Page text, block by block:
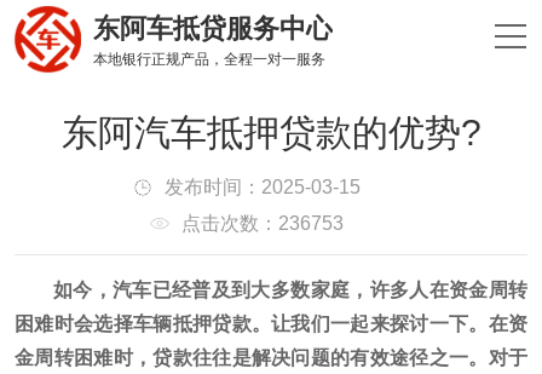
东阿车抵贷服务中心
本地银行正规产品，全程一对一服务
东阿汽车抵押贷款的优势?
发布时间：2025-03-15
点击次数：236753
如今，汽车已经普及到大多数家庭，许多人在资金周转
困难时会选择车辆抵押贷款。让我们一起来探讨一下。在资
金周转困难时，贷款往往是解决问题的有效途径之一。对于